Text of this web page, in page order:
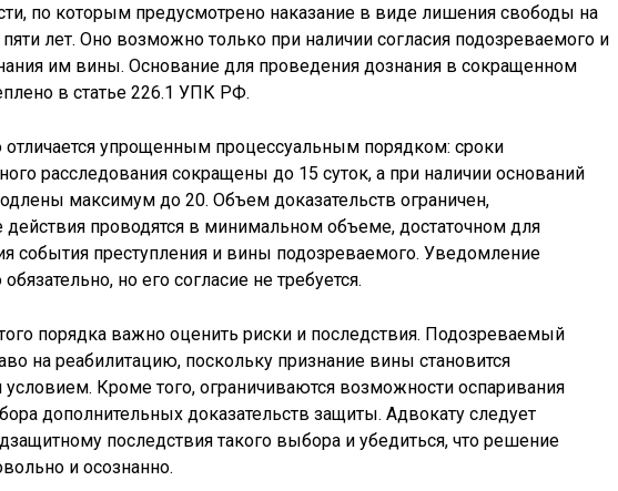
по которым предусмотрено наказание в виде лишения свободы на
лет. Оно возможно только при наличии согласия подозреваемого и
им вины. Основание для проведения дознания в сокращенном
в статье 226.1 УПК РФ.
отличается упрощенным процессуальным порядком: сроки
расследования сокращены до 15 суток, а при наличии оснований
максимум до 20. Объем доказательств ограничен,
проводятся в минимальном объеме, достаточном для
события преступления и вины подозреваемого. Уведомление
но его согласие не требуется.
порядка важно оценить риски и последствия. Подозреваемый
на реабилитацию, поскольку признание вины становится
Кроме того, ограничиваются возможности оспаривания
дополнительных доказательств защиты. Адвокату следует
последствия такого выбора и убедиться, что решение
и осознанно.